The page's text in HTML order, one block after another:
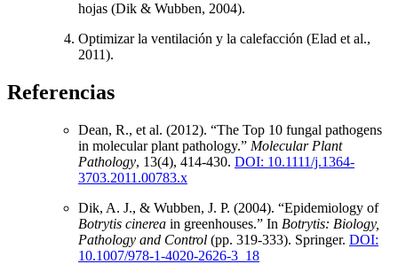
hojas (Dik & Wubben, 2004).
Optimizar la ventilación y la calefacción (Elad et al.,
2011).
Referencias
Dean, R., et al. (2012). “The Top 10 fungal pathogens
in molecular plant pathology.” Molecular Plant
Pathology, 13(4), 414-430. DOI: 10.1111/j.1364-
3703.2011.00783.x
Dik, A. J., & Wubben, J. P. (2004). “Epidemiology of
Botrytis cinerea in greenhouses.” In Botrytis: Biology,
Pathology and Control (pp. 319-333). Springer. DOI:
10.1007/978-1-4020-2626-3_18